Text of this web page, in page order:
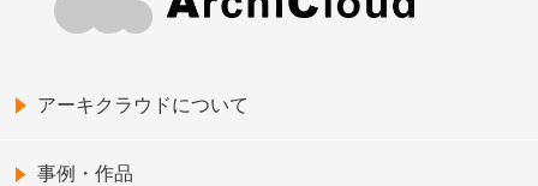
アーキクラウドについて
事例・作品